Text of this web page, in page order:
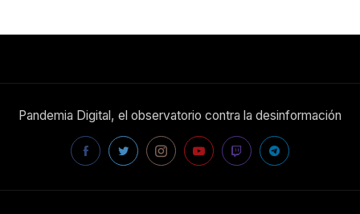
Pandemia Digital, el observatorio contra la desinformación